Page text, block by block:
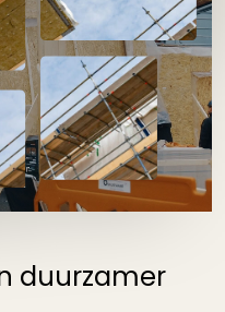
duurzamer